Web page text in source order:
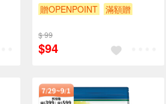
贈OPENPOINT
滿額贈
$ 99
$94